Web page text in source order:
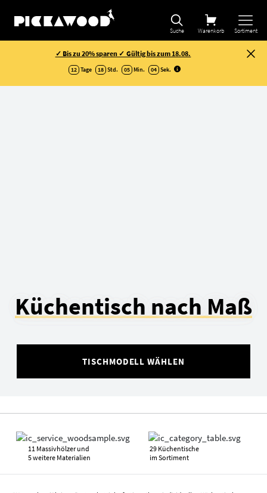
Suche Warenkorb Sortiment
✓ Bis zu 20% sparen ✓ Gültig bis zum 18.08.
12 Tage 18 Std. 05 Min. 03 Sek.
Küchentisch nach Maß
TISCHMODELL WÄHLEN
11 Massivhölzer und
5 weitere Materialien
29 Küchentische
im Sortiment
Auswahl verfeinern